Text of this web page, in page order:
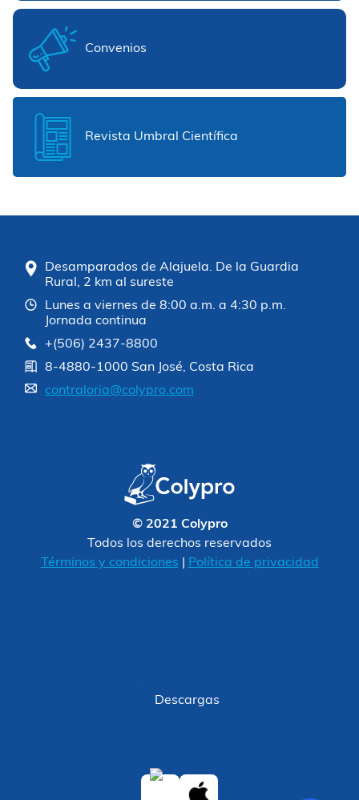
Convenios
Revista Umbral Científica
Desamparados de Alajuela. De la Guardia
Rural, 2 km al sureste
Lunes a viernes de 8:00 a.m. a 4:30 p.m.
Jornada continua
+(506) 2437-8800
8-4880-1000 San José, Costa Rica
contraloria@colypro.com
© 2021 Colypro
Todos los derechos reservados
Términos y condiciones
Política de privacidad
Descargas